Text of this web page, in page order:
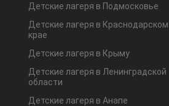
Детские лагеря в Подмосковье
Детские лагеря в Краснодарском
крае
Детские лагеря в Крыму
Детские лагеря в Ленинградской
области
Детские лагеря в Анапе